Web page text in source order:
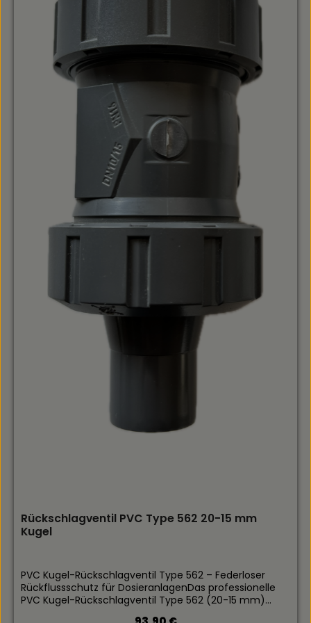
Messingkorpus mit extrem widerstandsfähigem
Bauteile garantieren jahrzehntelange
Funktionssicherheit.Praxistauglichkeit: Völlig freie,
lageunabhängige Montage (horizontal, vertikal) bei
minimalem Öffnungsdruck.Sichern Sie Ihre
Beregnungsnetzwerke gegen gefährliche Rückströme
ab und bestellen Sie das bewährte Europa
Zwischenventil in der passenden Dimension direkt bei
Gartenbautechnik Geereking für dauerhaft stabile
Rückschlagventil PVC Type 562 20-15 mm
Kugel
PVC Kugel-Rückschlagventil Type 562 – Federloser
Rückflussschutz für DosieranlagenDas professionelle
PVC Kugel-Rückschlagventil Type 562 (20-15 mm)